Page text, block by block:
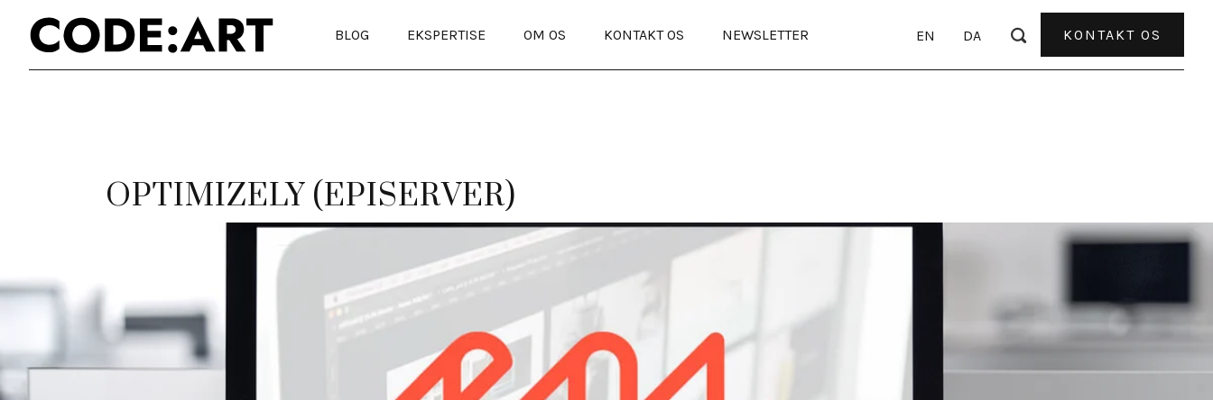
BLOG EKSPERTISE OM OS KONTAKT OS NEWSLETTER EN DA KONTAKT OS
OPTIMIZELY (EPISERVER)